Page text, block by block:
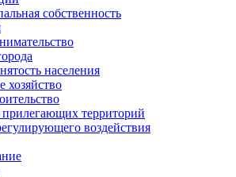
собственность
населения
хозяйство
территорий
воздействия